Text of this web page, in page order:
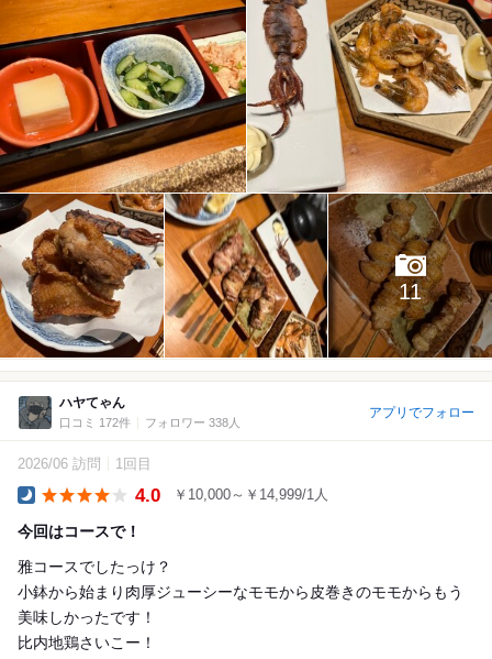
11
ハヤてゃん
口コミ 172件 フォロワー 338人
アプリでフォロー
2026/06 訪問 1回目
4.0 ￥10,000～￥14,999/1人
今回はコースで！
雅コースでしたっけ？
小鉢から始まり肉厚ジューシーなモモから皮巻きのモモからもう
美味しかったです！
比内地鶏さいこー！